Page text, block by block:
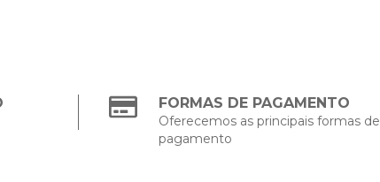
FORMAS DE PAGAMENTO
Oferecemos as principais formas de
pagamento